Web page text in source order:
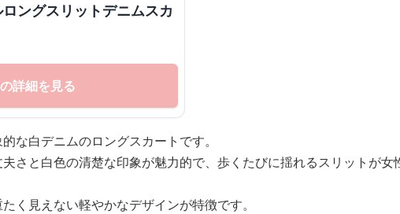
ングスリットデニムスカ
詳細を見る
な白デニムのロングスカートです。
さと白色の清楚な印象が魅力的で、歩くたびに揺れるスリットが女
く見えない軽やかなデザインが特徴です。